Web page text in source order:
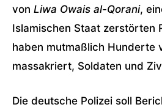
von Liwa Owais al-Qorani,
Islamischen Staat zerstörten
haben mutmaßlich Hunderte
massakriert, Soldaten und
Die deutsche Polizei soll